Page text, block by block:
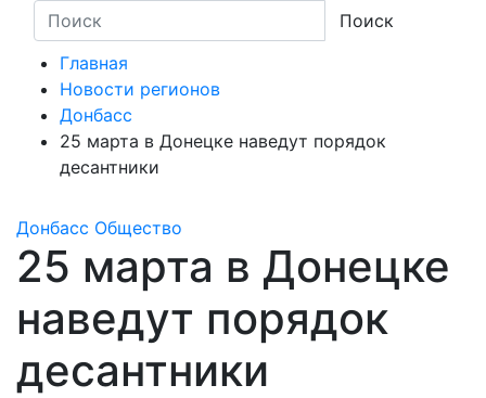
Поиск
Главная
Новости регионов
Донбасс
25 марта в Донецке наведут порядок
десантники
Донбасс Общество
25 марта в Донецке
наведут порядок
десантники